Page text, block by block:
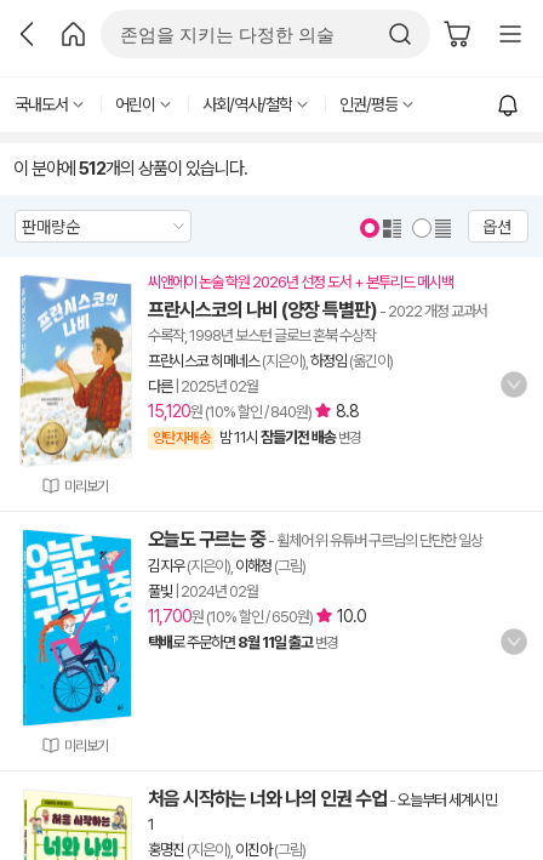
국내도서 어린이 사회/역사/철학 인권/평등
이 분야에 512개의 상품이 있습니다.
옵션
미리보기
씨앤에이 논술 학원 2026년 선정 도서 + 본투리드 메시백
프란시스코의 나비 (양장 특별판) - 2022 개정 교과서
수록작, 1998년 보스턴 글로브 혼북 수상작
프란시스코 히메네스(지은이), 하정임 (옮긴이)
다른| 2025년 02월
15,120원 (10% 할인 / 840원) 8.8
양탄자배송 밤 11시 잠들기전 배송 변경
미리보기
오늘도 구르는 중- 휠체어 위 유튜버 구르님의 단단한 일상
김지우(지은이), 이해정 (그림)
풀빛 2024년 02월
11,700원 (10% 할인 / 650원) 10.0
택배로 주문하면 8월 11일 출고 변경
처음 시작하는 너와 나의 인권 수업 -오늘부터 세계시민
1
홍명진 (지은이), 이진아(그림)